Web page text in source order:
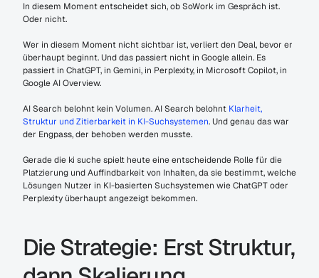
In diesem Moment entscheidet sich, ob SoWork im Gespräch ist.
Oder nicht.
Wer in diesem Moment nicht sichtbar ist, verliert den Deal, bevor er
überhaupt beginnt. Und das passiert nicht in Google allein. Es
passiert in ChatGPT, in Gemini, in Perplexity, in Microsoft Copilot, in
Google AI Overview.
AI Search belohnt kein Volumen. AI Search belohnt Klarheit,
Struktur und Zitierbarkeit in KI-Suchsystemen. Und genau das war
der Engpass, der behoben werden musste.
Gerade die ki suche spielt heute eine entscheidende Rolle für die
Platzierung und Auffindbarkeit von Inhalten, da sie bestimmt, welche
Lösungen Nutzer in KI-basierten Suchsystemen wie ChatGPT oder
Perplexity überhaupt angezeigt bekommen.
Die Strategie: Erst Struktur,